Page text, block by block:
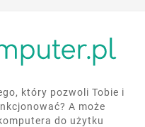
który pozwoli Tobie i
A może
do użytku